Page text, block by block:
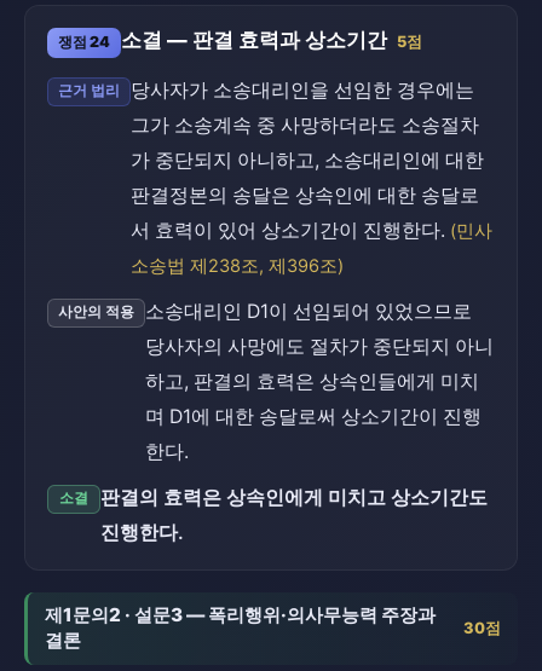
쟁점 24 소결 — 판결 효력과 상소기간 5점
근거 법리
당사자가 소송대리인을 선임한 경우에는
그가 소송계속 중 사망하더라도 소송절차
가 중단되지 아니하고, 소송대리인에 대한
판결정본의 송달은 상속인에 대한 송달로
서 효력이 있어 상소기간이 진행한다. (민사
소송법 제238조, 제396조)
사안의 적용
소송대리인 D1이 선임되어 있었으므로
당사자의 사망에도 절차가 중단되지 아니
하고, 판결의 효력은 상속인들에게 미치
며 D1에 대한 송달로써 상소기간이 진행
한다.
소결
판결의 효력은 상속인에게 미치고 상소기간도
진행한다.
제1문의2 · 설문3 — 폭리행위·의사무능력 주장과
결론
30점